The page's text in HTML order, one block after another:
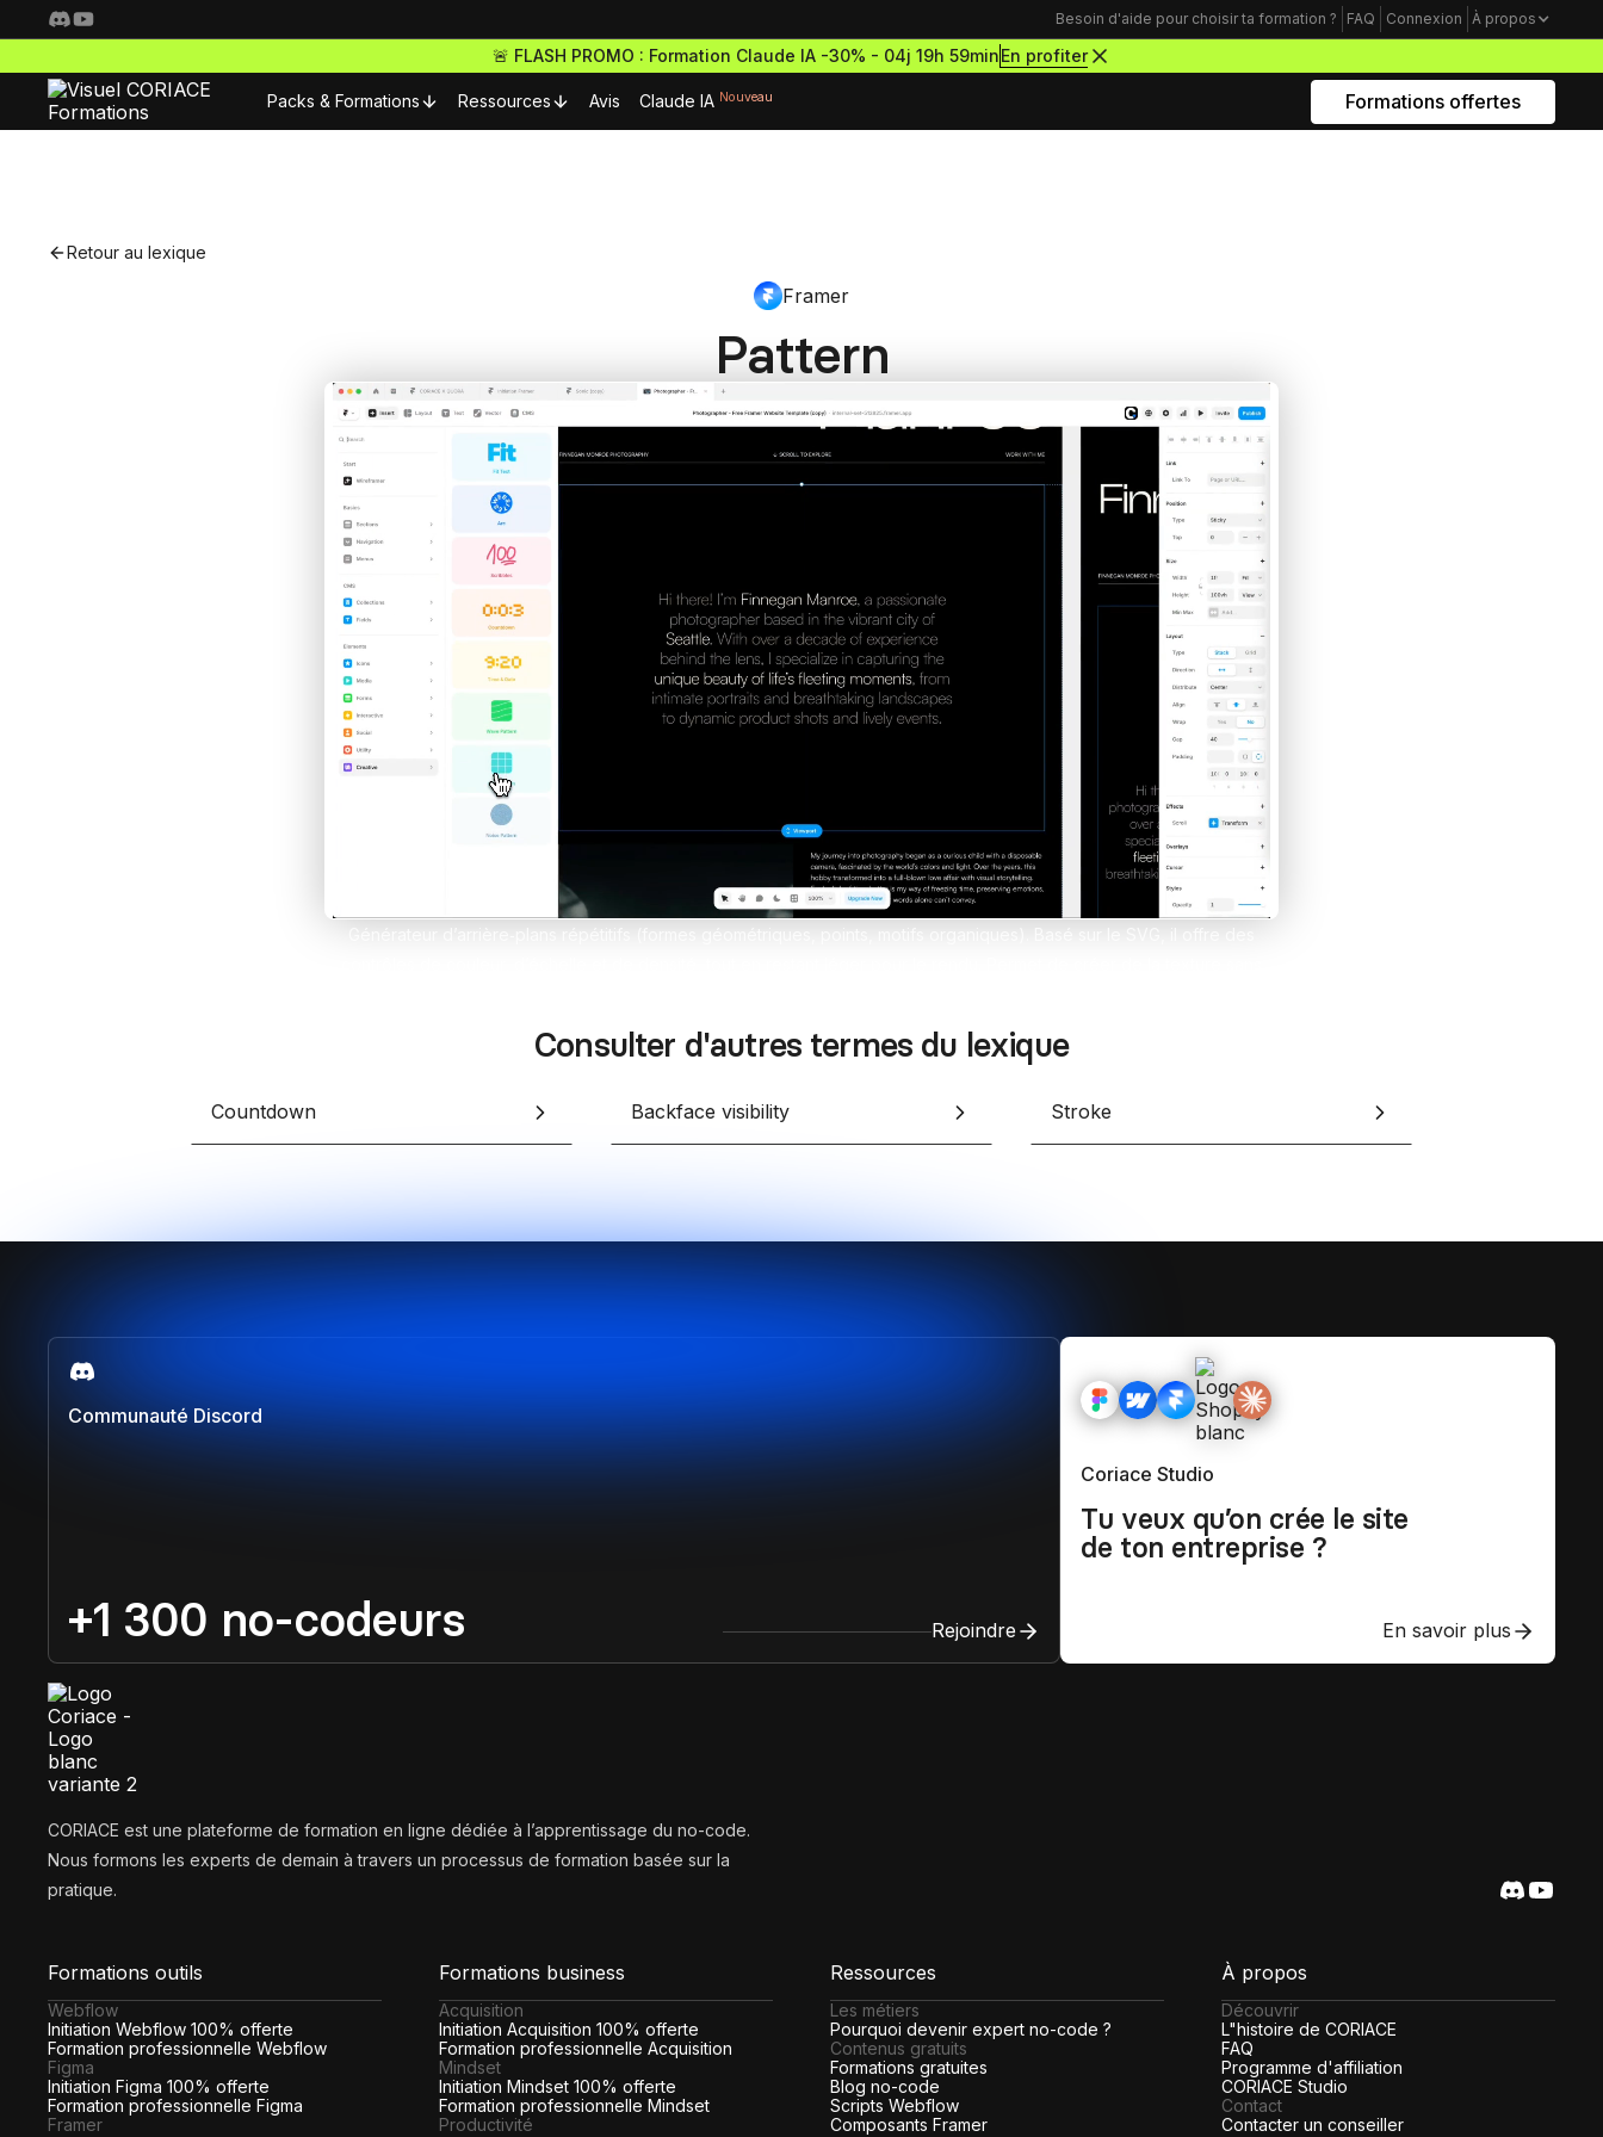
Besoin d'aide pour choisir ta formation ? FAQ Connexion À propos
🚨 FLASH PROMO : Formation Claude IA -30% - 04j 19h 59minEn profiter
Packs & Formations
Webdesigner Pro
Maitrise les meilleurs outils no-code pour designer
tes sites comme un maestro
E-commerce Pro
Développe des e-commerces Shopify sur-mesure
grâce à Framer et Shopify
Claude IA
Propulse tes compétences avec l'IA en te formant
sur Claude et Convertex
Design des sites haut de gamme
Formation Figma
Développe des maquettes de
sites comme un pro
Formation Framer
Formation Shopify
Conçois des e-commerces design
et performants
Formation Claude IA
Maîtrise l'IA pour le no-code
Mindset Freelance
Bâtis un mental d’acier pour lancer ta
carrière d’entrepreneur à succès
Comparer les formations
Ressources
Composants Framer
Nos meilleurs composants Framer
Lexique No-code
Les métiers du no-code
Bibliothèque de sites
Avis Claude IA Nouveau Formations offertes
Retour au lexique
Framer
Pattern
Consulter d'autres termes du lexique
Countdown Backface visibility Stroke
Communauté Discord
+1 300 no-codeurs Rejoindre
Coriace Studio
Tu veux qu’on crée le site
de ton entreprise ?
En savoir plus
CORIACE est une plateforme de formation en ligne dédiée à l’apprentissage du no-code.
Nous formons les experts de demain à travers un processus de formation basée sur la
pratique.
Formations outils
Webflow
Initiation Webflow 100% offerte
Formation professionnelle Webflow
Figma
Initiation Figma 100% offerte
Formation professionnelle Figma
Framer
Formations business
Acquisition
Initiation Acquisition 100% offerte
Formation professionnelle Acquisition
Mindset
Initiation Mindset 100% offerte
Formation professionnelle Mindset
Productivité
Ressources
Les métiers
Pourquoi devenir expert no-code ?
Contenus gratuits
Formations gratuites
Blog no-code
Scripts Webflow
Composants Framer
À propos
Découvrir
L"histoire de CORIACE
FAQ
Programme d'affiliation
CORIACE Studio
Contact
Contacter un conseiller